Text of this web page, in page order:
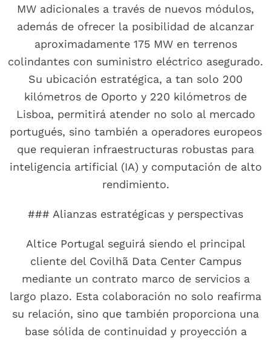
MW adicionales a través de nuevos módulos,
además de ofrecer la posibilidad de alcanzar
aproximadamente 175 MW en terrenos
colindantes con suministro eléctrico asegurado.
Su ubicación estratégica, a tan solo 200
kilómetros de Oporto y 220 kilómetros de
Lisboa, permitirá atender no solo al mercado
portugués, sino también a operadores europeos
que requieran infraestructuras robustas para
inteligencia artificial (IA) y computación de alto
rendimiento.
### Alianzas estratégicas y perspectivas
Altice Portugal seguirá siendo el principal
cliente del Covilhã Data Center Campus
mediante un contrato marco de servicios a
largo plazo. Esta colaboración no solo reafirma
su relación, sino que también proporciona una
base sólida de continuidad y proyección a